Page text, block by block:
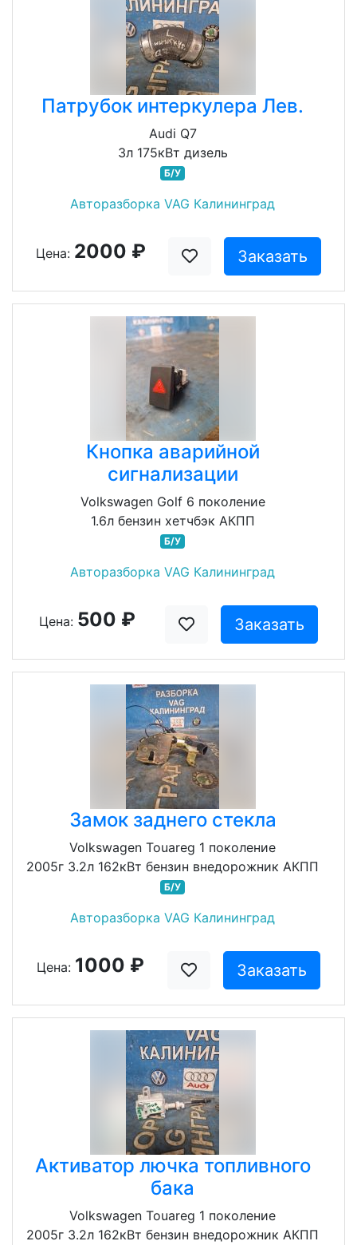
Патрубок интеркулера Лев.
Audi Q7
3л 175кВт дизель
Б/У
Авторазборка VAG Калининград
Цена: 2000 ₽ Заказать
Кнопка аварийной
сигнализации
Volkswagen Golf 6 поколение
1.6л бензин хетчбэк АКПП
Б/У
Авторазборка VAG Калининград
Цена: 500 ₽ Заказать
Замок заднего стекла
Volkswagen Touareg 1 поколение
2005г 3.2л 162кВт бензин внедорожник АКПП
Б/У
Авторазборка VAG Калининград
Цена: 1000 ₽ Заказать
Активатор лючка топливного
бака
Volkswagen Touareg 1 поколение
2005г 3.2л 162кВт бензин внедорожник АКПП